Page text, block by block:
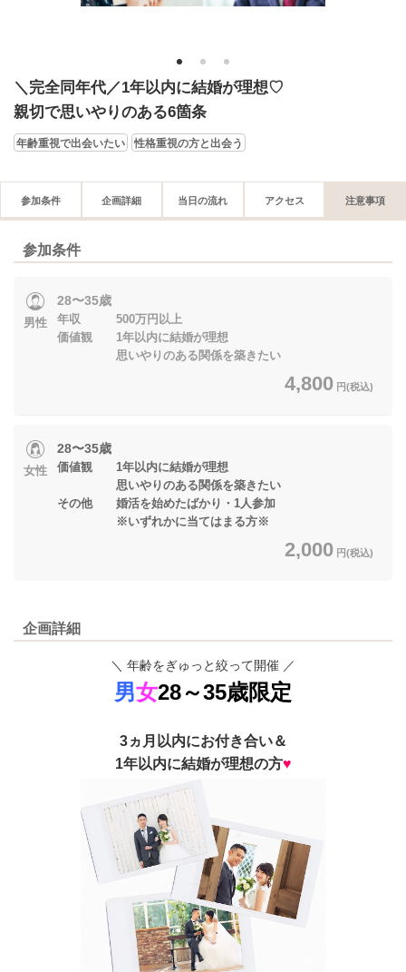
1 2 3
＼完全同年代／1年以内に結婚が理想♡
親切で思いやりのある6箇条
年齢重視で出会いたい 性格重視の方と出会う
参加条件 企画詳細 当日の流れ アクセス 注意事項
参加条件
男性
28〜35歳
年収 500万円以上
価値観 1年以内に結婚が理想
思いやりのある関係を築きたい
4,800 円(税込)
女性
28〜35歳
価値観 1年以内に結婚が理想
思いやりのある関係を築きたい
その他 婚活を始めたばかり・1人参加
※いずれかに当てはまる方※
2,000 円(税込)
企画詳細
＼ 年齢をぎゅっと絞って開催 ／
男女28～35歳限定
3ヵ月以内にお付き合い＆
1年以内に結婚が理想の方♥